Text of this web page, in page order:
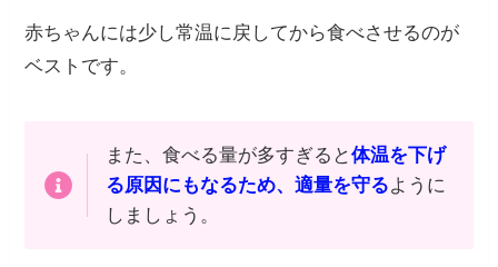
赤ちゃんには少し常温に戻してから食べさせるのが
ベストです。
また、食べる量が多すぎると体温を下げ
る原因にもなるため、適量を守るように
しましょう。